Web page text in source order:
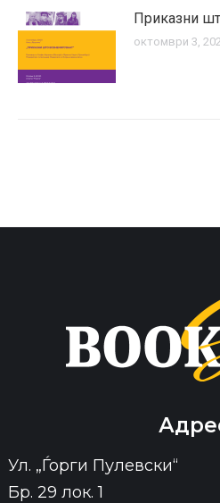
Приказни
октомври 3,
Ул. „Ѓорги Пулевски“
Бр. 29 лок. 1